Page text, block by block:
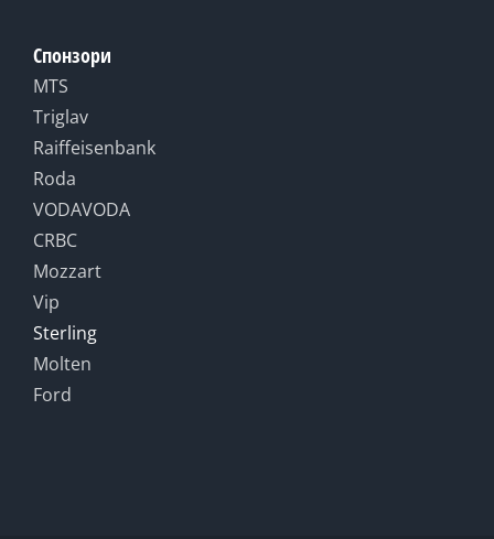
Спонзори
MTS
Triglav
Raiffeisenbank
Roda
VODAVODA
CRBC
Mozzart
Vip
Sterling
Molten
Ford